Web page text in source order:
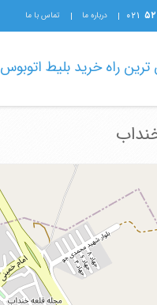
۰۲۱ درباره ما تماس با ما
ترین راه خرید بلیط اتوبوس